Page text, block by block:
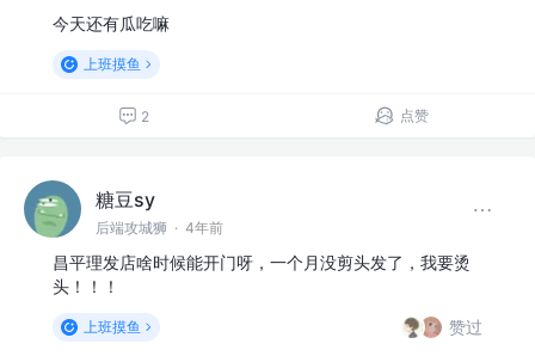
今天还有瓜吃嘛
上班摸鱼
2 点赞
糖豆sy
后端攻城狮 · 4年前
昌平理发店啥时候能开门呀，一个月没剪头发了，我要烫
头！！！
上班摸鱼 赞过